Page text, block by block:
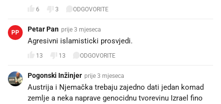
6 3 ODGOVORITE
PP Petar Pan prije 3 mjeseca
Agresivni islamisticki prosvjedi.
13 13 ODGOVORITE
Pogonski Inžinjer prije 3 mjeseca
Austrija i Njemačka trebaju zajedno dati jedan komad
zemlje a neka naprave genocidnu tvorevinu Izrael fino